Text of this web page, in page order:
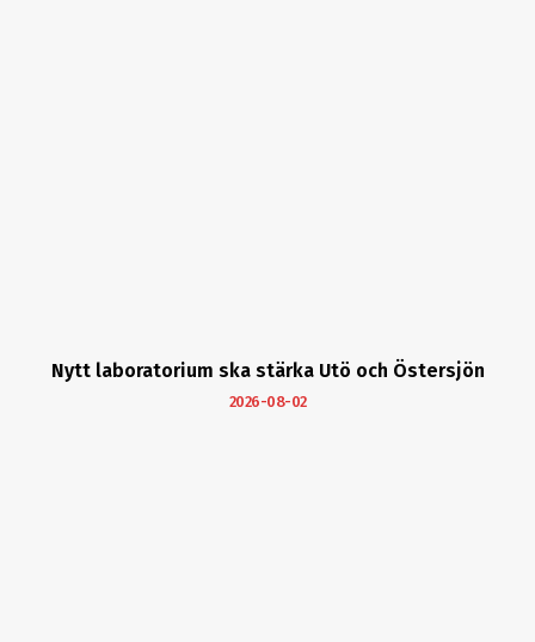
Nytt laboratorium ska stärka Utö och Östersjön
2026-08-02